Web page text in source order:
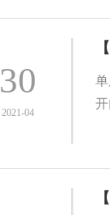
30
2021-04